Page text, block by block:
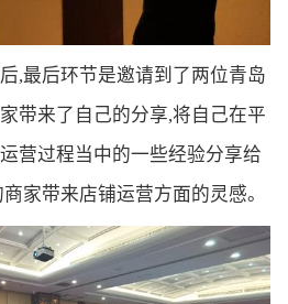
,最后环节是邀请到了两位青岛
带来了自己的分享,将自己在平
营过程当中的一些经验分享给
家带来店铺运营方面的灵感。